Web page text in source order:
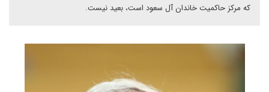
که مرکز حاکمیت خاندان آل سعود است، بعید نیست.